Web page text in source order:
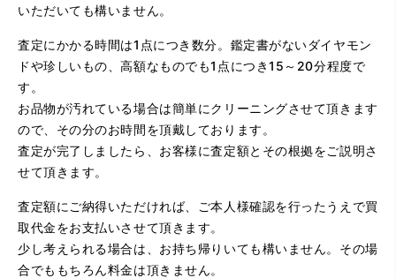
（大阪府大阪市）問い合わせから非常に分かり易く、安心
りました。
（大阪府大阪市）とてもプロな鑑定士さんがいて的確にア
ドバイスや買取りを暖かい人柄で行ってくれます。 親切に
なって頂いてありがとうございます! お店の雰囲気もやらし
さがなく、とても入ってゆっくりできる落ちついた敷居の
高いお店です。また鑑定士さんに会いたいです。
いただいても構いません。
査定にかかる時間は1点につき数分。鑑定書がないダイヤモン
ドや珍しいもの、高額なものでも1点につき15～20分程度で
す。
お品物が汚れている場合は簡単にクリーニングさせて頂きます
ので、その分のお時間を頂戴しております。
査定が完了しましたら、お客様に査定額とその根拠をご説明さ
せて頂きます。
査定額にご納得いただければ、ご本人様確認を行ったうえで買
取代金をお支払いさせて頂きます。
少し考えられる場合は、お持ち帰りいても構いません。その場
合でももちろん料金は頂きません。